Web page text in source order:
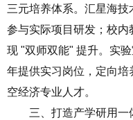
三元培养体系。汇星海
参与实际项目研发；校
现 "双师双能" 提升。实
年提供实习岗位，定向
空经济专业人才。
三、打造产学研用一